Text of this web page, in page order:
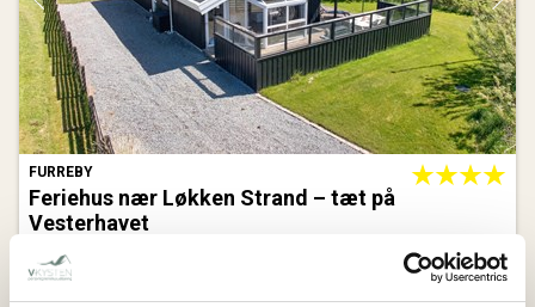
FURREBY
Feriehus nær Løkken Strand – tæt på
Vesterhavet
6 personer - Husdyr tilladt